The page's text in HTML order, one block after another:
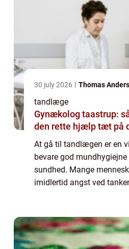
30 july 2026 Thomas
tandlæge
Gynækolog taastrup:
den rette hjælp tæt på
At gå til tandlægen er en
bevare god mundhygiejne
sundhed. Mange
imidlertid angst ved